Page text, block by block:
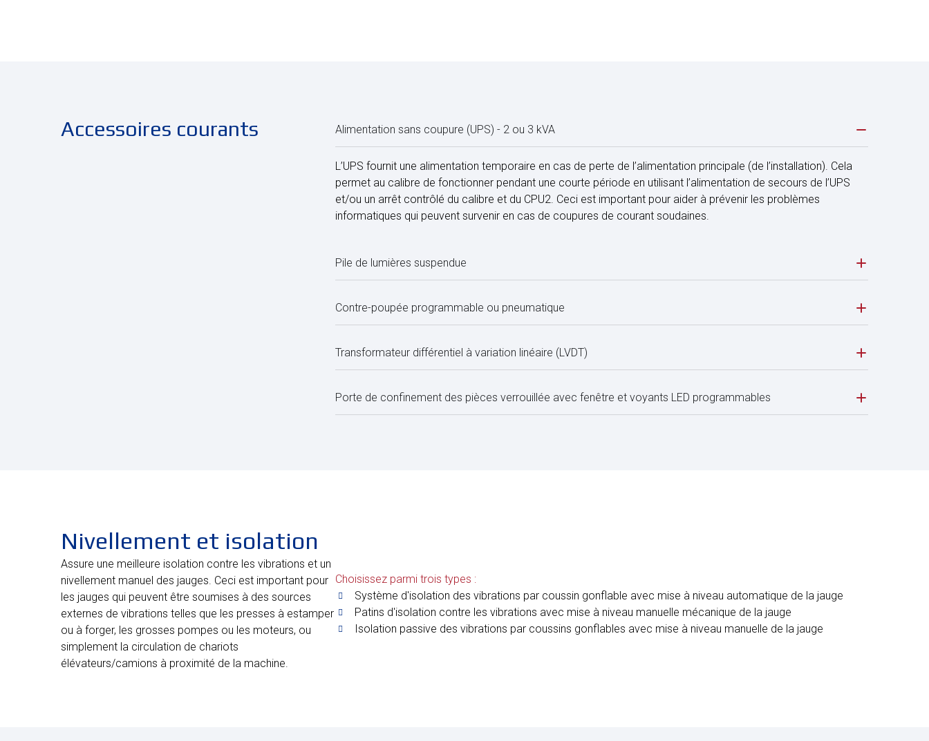
Accessoires courants Alimentation sans coupure (UPS) - 2 ou 3 kVA
L’UPS fournit une alimentation temporaire en cas de perte de l’alimentation principale (de l’installation). Cela
permet au calibre de fonctionner pendant une courte période en utilisant l’alimentation de secours de l’UPS
et/ou un arrêt contrôlé du calibre et du CPU2. Ceci est important pour aider à prévenir les problèmes
informatiques qui peuvent survenir en cas de coupures de courant soudaines.
Pile de lumières suspendue
Contre-poupée programmable ou pneumatique
Transformateur différentiel à variation linéaire (LVDT)
Porte de confinement des pièces verrouillée avec fenêtre et voyants LED programmables
Nivellement et isolation
Assure une meilleure isolation contre les vibrations et un
nivellement manuel des jauges. Ceci est important pour
les jauges qui peuvent être soumises à des sources
externes de vibrations telles que les presses à estamper
ou à forger, les grosses pompes ou les moteurs, ou
simplement la circulation de chariots
élévateurs/camions à proximité de la machine.
Choisissez parmi trois types :
Système d'isolation des vibrations par coussin gonflable avec mise à niveau automatique de la jauge
Patins d'isolation contre les vibrations avec mise à niveau manuelle mécanique de la jauge
Isolation passive des vibrations par coussins gonflables avec mise à niveau manuelle de la jauge